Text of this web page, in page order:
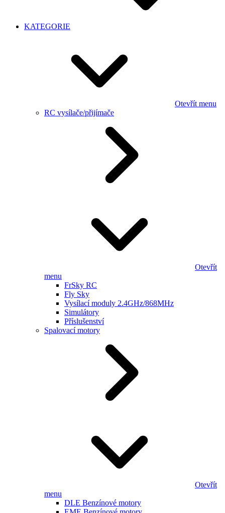
KATEGORIE
Otevřít menu
RC vysílače/přijímače
Otevřít
menu
FrSky RC
Fly Sky
Vysílací moduly 2.4GHz/868MHz
Simulátory
Příslušenství
Spalovací motory
Otevřít
menu
DLE Benzínové motory